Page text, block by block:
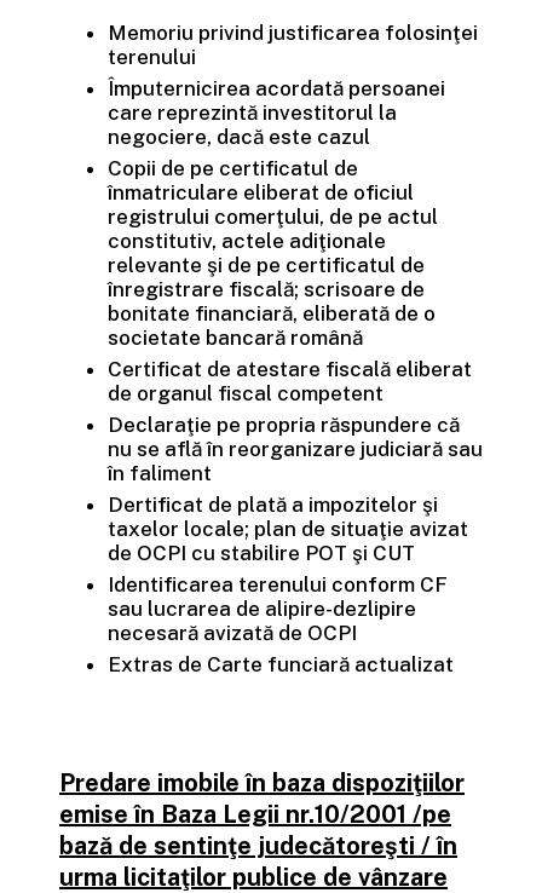
Memoriu privind justificarea folosinţei
terenului
Împuternicirea acordată persoanei
care reprezintă investitorul la
negociere, dacă este cazul
Copii de pe certificatul de
înmatriculare eliberat de oficiul
registrului comerţului, de pe actul
constitutiv, actele adiţionale
relevante şi de pe certificatul de
înregistrare fiscală; scrisoare de
bonitate financiară, eliberată de o
societate bancară română
Certificat de atestare fiscală eliberat
de organul fiscal competent
Declaraţie pe propria răspundere că
nu se află în reorganizare judiciară sau
în faliment
Dertificat de plată a impozitelor şi
taxelor locale; plan de situaţie avizat
de OCPI cu stabilire POT şi CUT
Identificarea terenului conform CF
sau lucrarea de alipire-dezlipire
necesară avizată de OCPI
Extras de Carte funciară actualizat
Predare imobile în baza dispoziţiilor
emise în Baza Legii nr.10/2001 /pe
bază de sentinţe judecătoreşti / în
urma licitaţilor publice de vânzare